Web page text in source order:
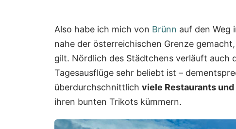
Also habe ich mich von Brünn auf den Weg
nahe der österreichischen Grenze
gilt. Nördlich des Städtchens verläuft auch
Tagesausflüge sehr beliebt ist –
überdurchschnittlich viele Restaurants
ihren bunten Trikots kümmern.